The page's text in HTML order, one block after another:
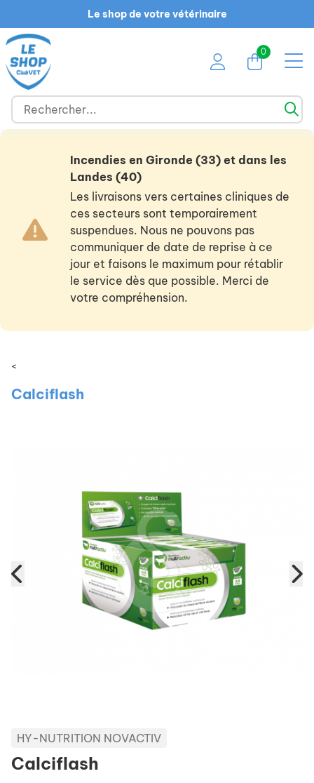
Le shop de votre vétérinaire
0
Incendies en Gironde (33) et dans les
Landes (40)
Les livraisons vers certaines cliniques de
ces secteurs sont temporairement
suspendues. Nous ne pouvons pas
communiquer de date de reprise à ce
jour et faisons le maximum pour rétablir
le service dès que possible. Merci de
votre compréhension.
<
Calciflash
HY-NUTRITION NOVACTIV
Calciflash